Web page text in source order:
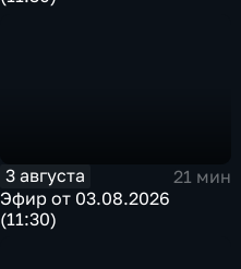
3 августа
21 мин
Эфир от 03.08.2026
(11:30)